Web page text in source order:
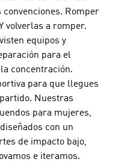
Romper
volverlas a romper.
equipos y
para el
concentración.
para que llegues
Nuestras
para mujeres,
con un
de impacto bajo,
e iteramos.